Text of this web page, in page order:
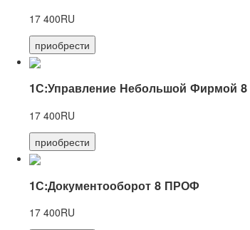
17 400RU
приобрести
1С:Управление Небольшой Фирмой 8
17 400RU
приобрести
1С:Документооборот 8 ПРОФ
17 400RU